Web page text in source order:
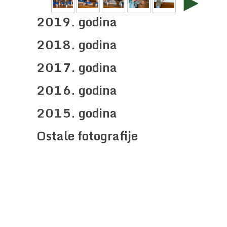
2019. godina
2018. godina
2017. godina
2016. godina
2015. godina
Ostale fotografije